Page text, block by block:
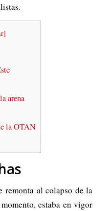
]
arena
la OTAN
remonta al colapso de la
estaba en vigor